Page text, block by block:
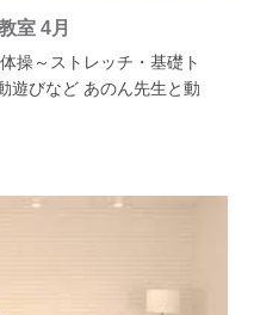
室 4月
操～ストレッチ・基礎ト
遊びなど あのん先生と動